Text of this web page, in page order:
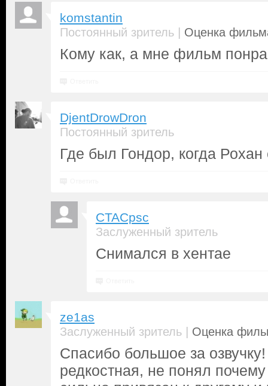
komstantin
Постоянный зритель | Оценка
Кому как, а мне фильм
DjentDrowDron
Постоянный зритель
Где был Гондор, когда
CTACpsc
Заслуженный зритель
Снимался в хентае
ze1as
Заслуженный зритель | Оценка
Спасибо большое за
редкостная, не понял